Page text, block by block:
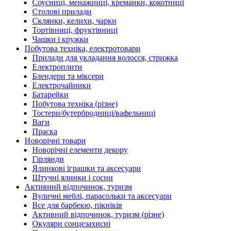
Соусниці, менажниці, креманки, кокотниці
Столові прилади
Склянки, келихи, чарки
Тортівниці, фруктівниці
Чашки і кружки
Побутова техніка, електротовари
Прилади для укладання волосся, стрижка
Електроплити
Блендери та міксери
Електрочайники
Батарейки
Побутова техніка (різне)
Тостери/бутербродниці/вафельниці
Ваги
Праска
Новорічні товари
Новорічні елементи декору
Гірлянди
Ялинкові іграшки та аксесуари
Штучні ялинки і сосни
Активний відпочинок, туризм
Вуличні меблі, парасольки та аксесуари
Все для барбекю, пікніків
Активний відпочинок, туризм (різне)
Окуляри сонцезахисні